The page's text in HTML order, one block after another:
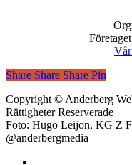
Share
Share Share Share Pin
Copyright © Anderberg
Rättigheter Reserverade
Foto: Hugo Leijon, KG Z
@anderbergmedia